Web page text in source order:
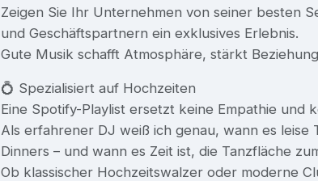
Zeigen Sie Ihr Unternehmen von seiner besten
und Geschäftspartnern ein exklusives Erlebnis.
Gute Musik schafft Atmosphäre, stärkt
💍 Spezialisiert auf Hochzeiten
Eine Spotify-Playlist ersetzt keine Empathie und
Als erfahrener DJ weiß ich genau, wann es
Dinners – und wann es Zeit ist, die Tanzfläche
Ob klassischer Hochzeitswalzer oder moderne